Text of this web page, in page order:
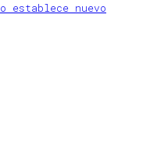
establece nuevo